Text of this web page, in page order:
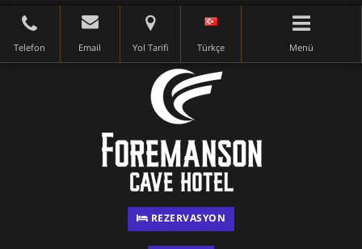
Telefon Email Yol Tarifi Türkçe Menü
REZERVASYON